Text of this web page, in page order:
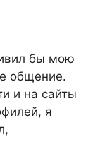
бы мою
общение.
и на сайты
я